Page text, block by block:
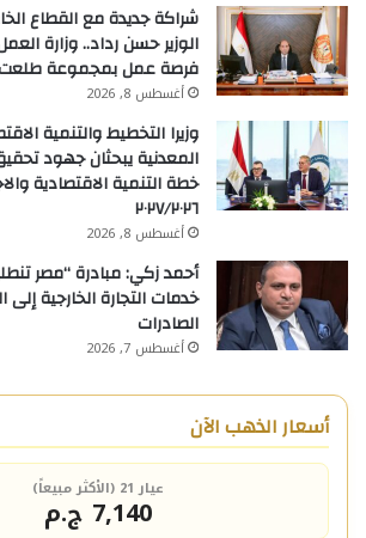
شراكة جديدة مع القطاع
فرصة عمل بمجموعة
أغسطس 8, 2026
وزيرا التخطيط والتنمية
المعدنية يبحثان جهود
خطة التنمية الاقتصادية
٢٠٢٧/٢٠٢٦
أغسطس 8, 2026
أحمد زكي: مبادرة “مصر
خدمات التجارة الخارجية
الصادرات
أغسطس 7, 2026
أسعار الذهب الآن
عيار 21 (الأكثر مبيعاً)
7,140 ج.م